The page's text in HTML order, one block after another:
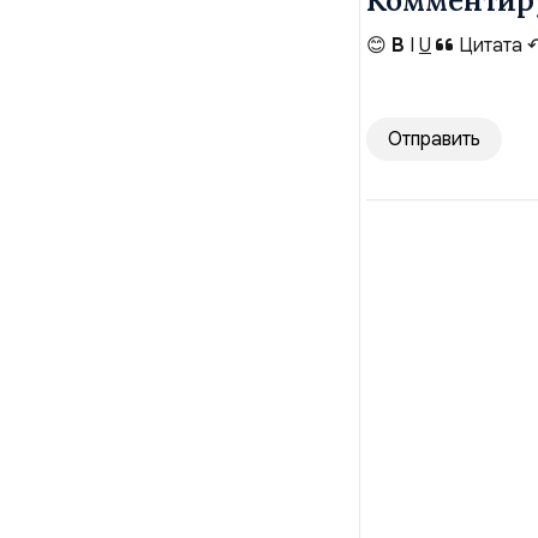
😊 B I U Цитата
Отправить